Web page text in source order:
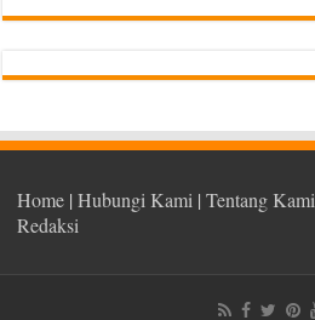
Home |Hubungi Kami |Tentang Kami
Redaksi